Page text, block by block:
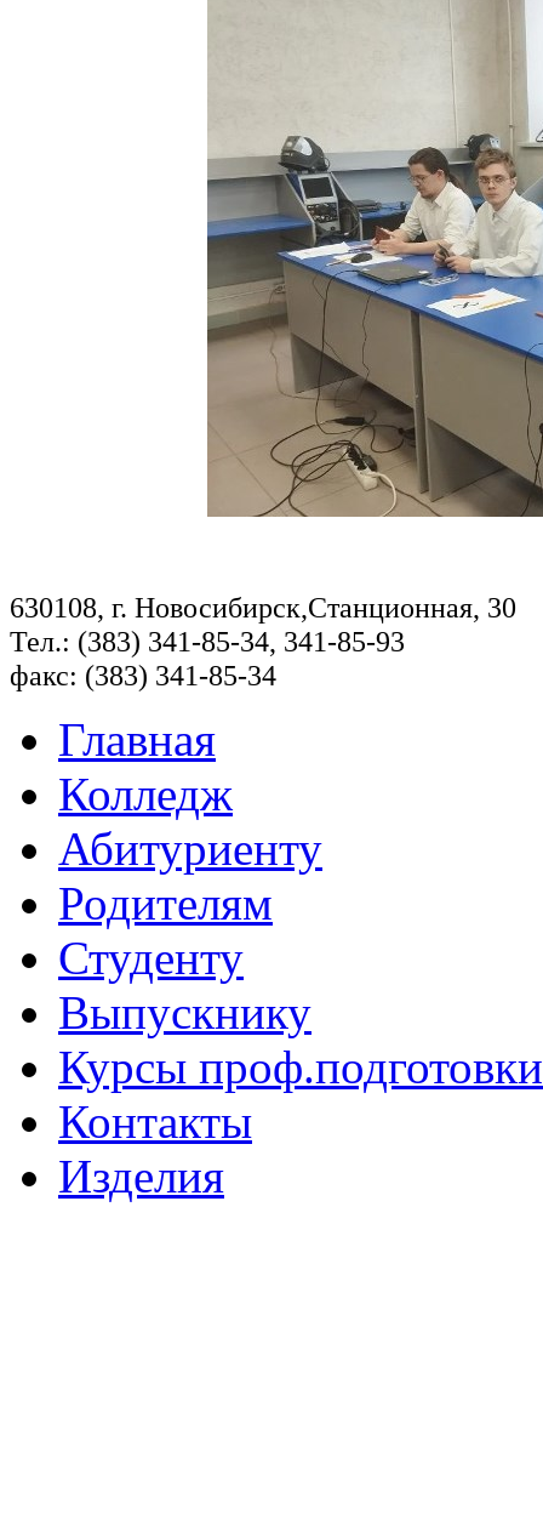
630108, г. Новосибирск,Станционная, 30
Тел.: (383) 341-85-34, 341-85-93
факс: (383) 341-85-34
Главная
Колледж
Абитуриенту
Родителям
Студенту
Выпускнику
Курсы проф.подготовки
Контакты
Изделия